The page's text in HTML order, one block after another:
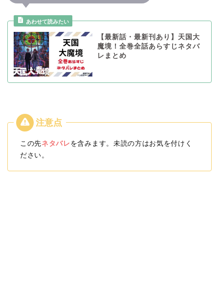
【最新話・最新刊あり】天国大
魔境！全巻全話あらすじネタバ
レまとめ
この先ネタバレを含みます。未読の方はお気を付けく
ださい。